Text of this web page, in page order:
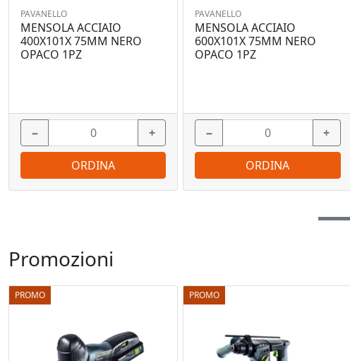
Promozioni
PROMO PROMO
PAVANELLO
MENSOLA ACCIAIO
400X101X 75MM NERO
OPACO 1PZ
− +
ORDINA
PAVANELLO
MENSOLA ACCIAIO
600X101X 75MM NERO
OPACO 1PZ
− +
ORDINA